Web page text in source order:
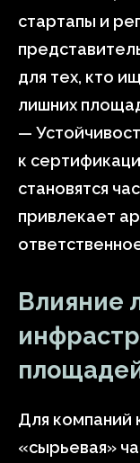
стартапы и
для тех, кто
лишних
—
к
становятся
привлекает
Влияние
Для компаний
«сырьевая»